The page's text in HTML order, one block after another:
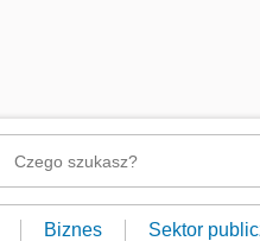
Biznes Sektor